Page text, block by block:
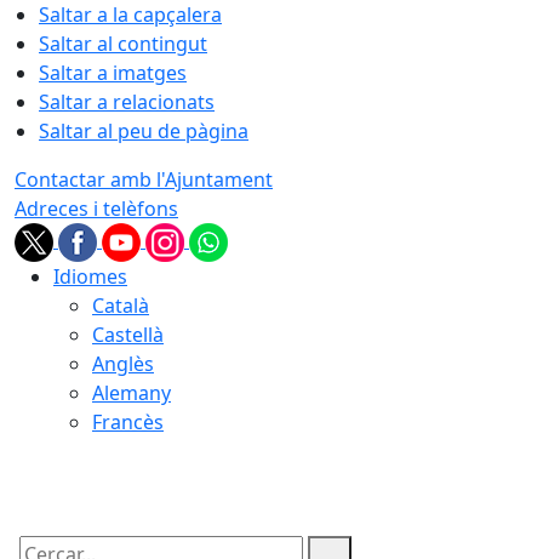
Saltar a la capçalera
Saltar al contingut
Saltar a imatges
Saltar a relacionats
Saltar al peu de pàgina
Contactar amb l'Ajuntament
Adreces i telèfons
Idiomes
Català
Castellà
Anglès
Alemany
Francès